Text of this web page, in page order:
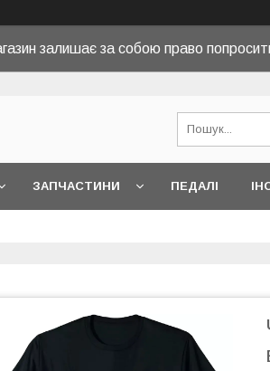
залишає за собою право
ЗАПЧАСТИНИ ПЕДАЛІ